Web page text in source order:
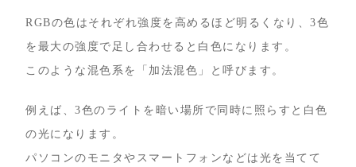
RGBの色はそれぞれ強度を高めるほど明るくなり、3色
を最大の強度で足し合わせると白色になります。
このような混色系を「加法混色」と呼びます。
例えば、3色のライトを暗い場所で同時に照らすと白色
の光になります。
パソコンのモニタやスマートフォンなどは光を当てて